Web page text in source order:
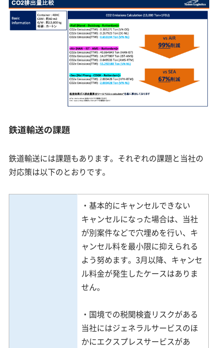
鉄道輸送の課題
鉄道輸送には課題もあります。それぞれの課題と当社の
対応策は以下のとおりです。
・基本的にキャンセルできない
キャンセルになった場合は、当社
が別案件などで穴埋めを行い、キ
ャンセル料を最小限に抑えられる
よう努めます。3月以降、キャンセ
ル料金が発生したケースはありま
せん。
・国境での税関検査リスクがある
当社にはジェネラルサービスのほ
かにエクスプレスサービスがあ